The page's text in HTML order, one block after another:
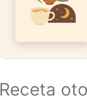
Receta